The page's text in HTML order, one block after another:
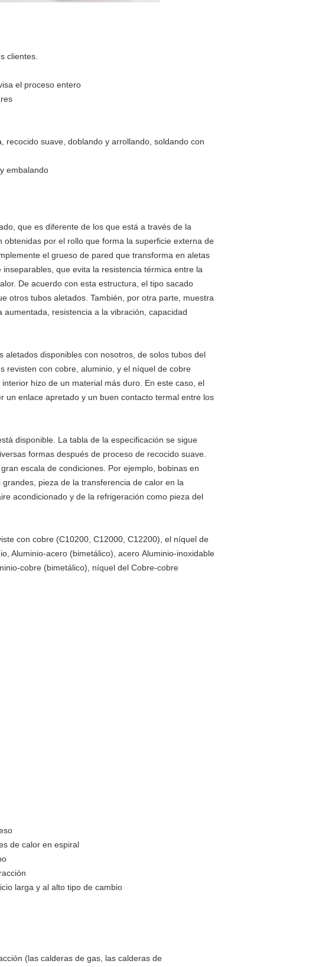
clientes.
el proceso entero
suave, doblando y arrollando, soldando con
embalando
que es diferente de los que está a través de la
por el rollo que forma la superficie externa de
el grueso de pared que transforma en aletas
que evita la resistencia térmica entre la
De acuerdo con esta estructura, el tipo sacado
otros tubos aletados. También, por otra parte, muestra
resistencia a la vibración, capacidad
disponibles con nosotros, de solos tubos del
revisten con cobre, aluminio, y el níquel de cobre
hizo de un material más duro. En este caso, el
enlace apretado y un buen contacto termal entre los
disponible. La tabla de la especificación se sigue
formas después de proceso de recocido suave.
escala de condiciones. Por ejemplo, bobinas en
pieza de la transferencia de calor en la
acondicionado y de la refrigeración como pieza del
con cobre (C10200, C12000, C12200), el níquel de
Aluminio-acero (bimetálico), acero Aluminio-inoxidable
cobre (bimetálico), níquel del Cobre-cobre
de calor en espiral
larga y al alto tipo de cambio
(las calderas de gas, las calderas de